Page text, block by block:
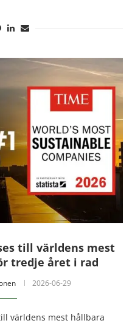
till världens mest
tredje året i rad
2026-06-29
världens mest hållbara